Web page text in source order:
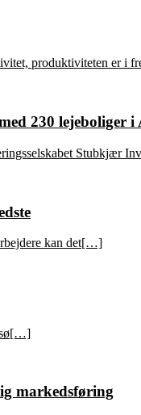
produktiviteten er i
230 lejeboliger i
Stubkjær
kan det[…]
sø[…]
markedsføring